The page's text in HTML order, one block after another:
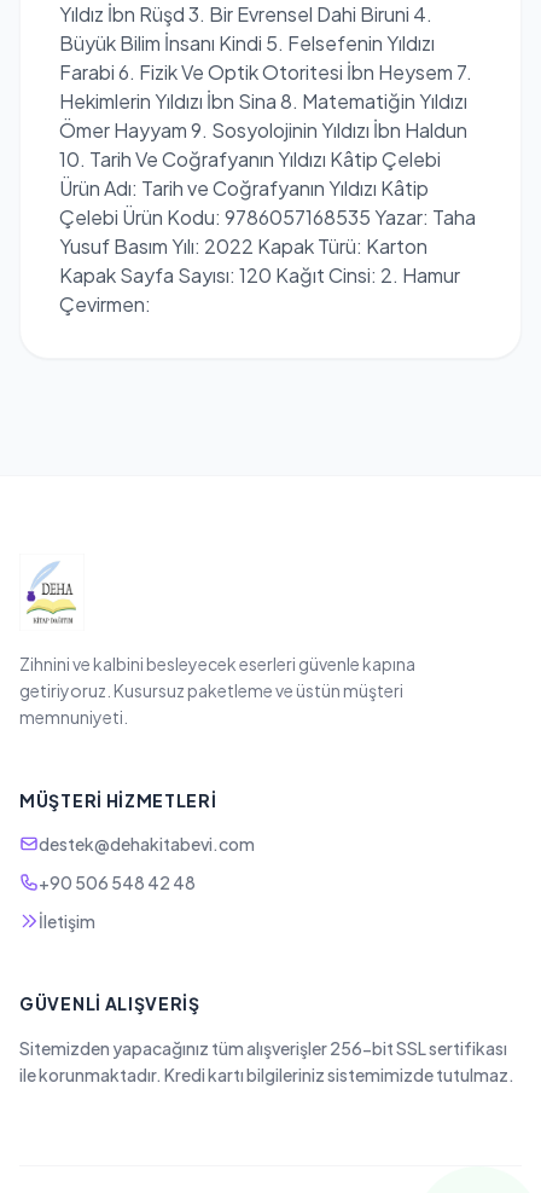
Yıldız İbn Rüşd 3. Bir Evrensel Dahi Biruni 4.
Büyük Bilim İnsanı Kindi 5. Felsefenin Yıldızı
Farabi 6. Fizik Ve Optik Otoritesi İbn Heysem 7.
Hekimlerin Yıldızı İbn Sina 8. Matematiğin Yıldızı
Ömer Hayyam 9. Sosyolojinin Yıldızı İbn Haldun
10. Tarih Ve Coğrafyanın Yıldızı Kâtip Çelebi
Ürün Adı: Tarih ve Coğrafyanın Yıldızı Kâtip
Çelebi Ürün Kodu: 9786057168535 Yazar: Taha
Yusuf Basım Yılı: 2022 Kapak Türü: Karton
Kapak Sayfa Sayısı: 120 Kağıt Cinsi: 2. Hamur
Çevirmen:
Zihnini ve kalbini besleyecek eserleri güvenle kapına
getiriyoruz. Kusursuz paketleme ve üstün müşteri
memnuniyeti.
MÜŞTERI HIZMETLERI
destek@dehakitabevi.com
+90 506 548 42 48
İletişim
GÜVENLI ALIŞVERIŞ
Sitemizden yapacağınız tüm alışverişler 256-bit SSL sertifikası
ile korunmaktadır. Kredi kartı bilgileriniz sistemimizde tutulmaz.